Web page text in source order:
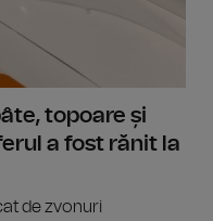
topoare și
a fost rănit la
de zvonuri